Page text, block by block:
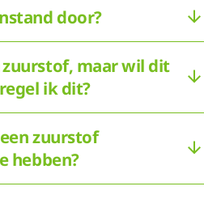
door?
maar wil dit
ik dit?
zuurstof
hebben?